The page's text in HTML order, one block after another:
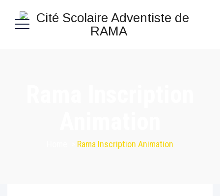
Rama Inscription Animation